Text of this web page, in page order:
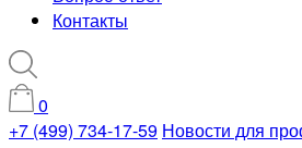
Контакты
0
+7 (499) 734-17-59 Новости для